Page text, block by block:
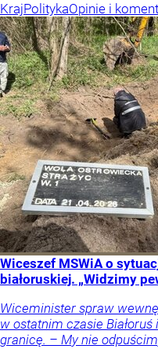
KrajPolitykaOpinie i
Wiceszef MSWiA o
białoruskiej. „Widzimy
Wiceminister spraw
w ostatnim czasie
granicę. – My nie